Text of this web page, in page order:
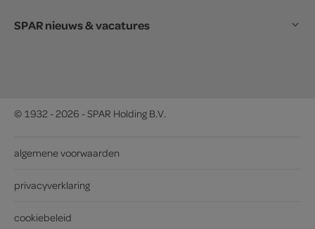
SPAR nieuws & vacatures
© 1932 - 2026 - SPAR Holding B.V.
algemene voorwaarden
privacyverklaring
cookiebeleid